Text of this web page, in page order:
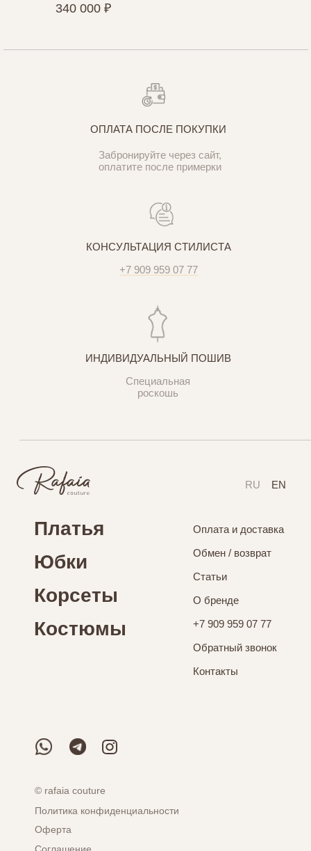
340 000 ₽
Специальная
роскошь
ИНДИВИДУАЛЬНЫЙ ПОШИВ
КОНСУЛЬТАЦИЯ СТИЛИСТА
+7 909 959 07 77
ОПЛАТА ПОСЛЕ ПОКУПКИ
Забронируйте через сайт,
оплатите после примерки
Платья
Юбки
Корсеты
Костюмы
+7 909 959 07 77
Обратный звонок
Контакты
RU EN
© rafaia couture
Политика конфиденциальности
Соглашение
Оферта
Оплата и доставка
Обмен / возврат
Статьи
О бренде